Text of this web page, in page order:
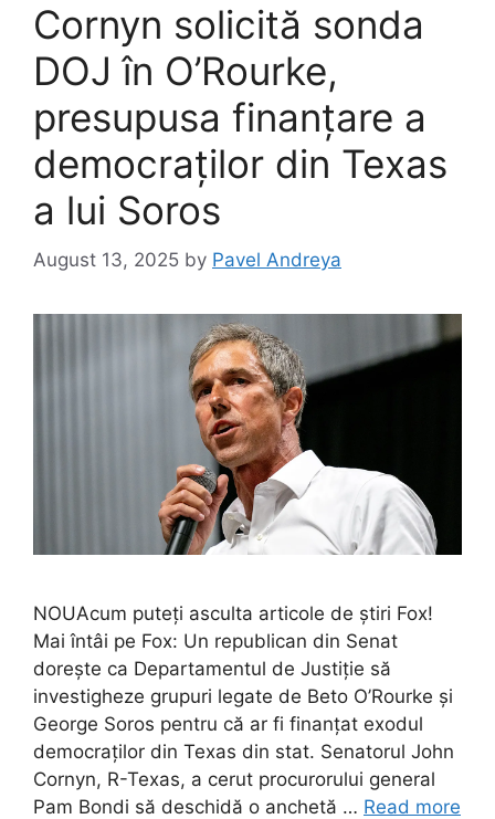
Cornyn solicită sonda
DOJ în O’Rourke,
presupusa finanțare a
democraților din Texas
a lui Soros
August 13, 2025 by Pavel Andreya
NOUAcum puteți asculta articole de știri Fox!
Mai întâi pe Fox: Un republican din Senat
dorește ca Departamentul de Justiție să
investigheze grupuri legate de Beto O’Rourke și
George Soros pentru că ar fi finanțat exodul
democraților din Texas din stat. Senatorul John
Cornyn, R-Texas, a cerut procurorului general
Pam Bondi să deschidă o anchetă … Read more